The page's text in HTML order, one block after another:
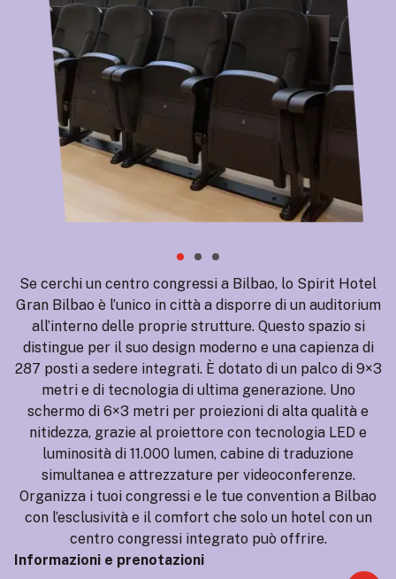
Se cerchi un centro congressi a Bilbao, lo Spirit Hotel
Gran Bilbao è l’unico in città a disporre di un auditorium
all’interno delle proprie strutture. Questo spazio si
distingue per il suo design moderno e una capienza di
287 posti a sedere integrati. È dotato di un palco di 9×3
metri e di tecnologia di ultima generazione. Uno
schermo di 6×3 metri per proiezioni di alta qualità e
nitidezza, grazie al proiettore con tecnologia LED e
luminosità di 11.000 lumen, cabine di traduzione
simultanea e attrezzature per videoconferenze.
Organizza i tuoi congressi e le tue convention a Bilbao
con l’esclusività e il comfort che solo un hotel con un
centro congressi integrato può offrire.
Informazioni e prenotazioni